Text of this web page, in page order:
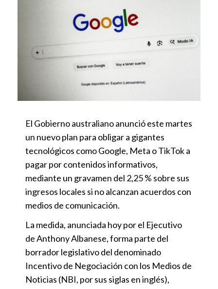
El Gobierno australiano anunció este martes
un nuevo plan para obligar a gigantes
tecnológicos como Google, Meta o TikTok a
pagar por contenidos informativos,
mediante un gravamen del 2,25 % sobre sus
ingresos locales si no alcanzan acuerdos con
medios de comunicación.
La medida, anunciada hoy por el Ejecutivo
de Anthony Albanese, forma parte del
borrador legislativo del denominado
Incentivo de Negociación con los Medios de
Noticias (NBI, por sus siglas en inglés),